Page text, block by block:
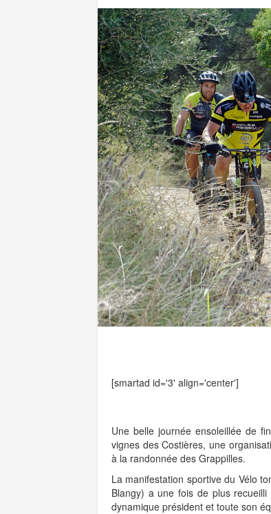
[smartad id='3' align='center']
Une belle journée ensoleillée de
vignes des Costières, une
à la randonnée des Grappilles.
La manifestation sportive du Vélo
Blangy) a une fois de plus
dynamique président et toute son